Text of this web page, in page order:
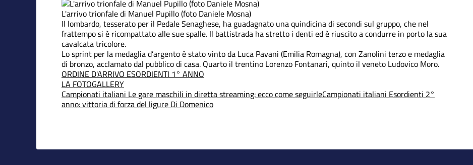
L'arrivo trionfale di Manuel Pupillo (foto Daniele Mosna)
Il lombardo, tesserato per il Pedale Senaghese, ha guadagnato una quindicina di secondi sul gruppo, che nel
frattempo si è ricompattato alle sue spalle. Il battistrada ha stretto i denti ed è riuscito a condurre in porto la sua
cavalcata tricolore.
Lo sprint per la medaglia d’argento è stato vinto da Luca Pavani (Emilia Romagna), con Zanolini terzo e medaglia
di bronzo, acclamato dal pubblico di casa. Quarto il trentino Lorenzo Fontanari, quinto il veneto Ludovico Moro.
ORDINE D'ARRIVO ESORDIENTI 1° ANNO
LA FOTOGALLERY
Campionati italiani Le gare maschili in diretta streaming: ecco come seguirleCampionati italiani Esordienti 2°
anno: vittoria di forza del ligure Di Domenico